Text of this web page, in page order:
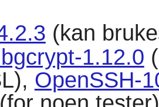
(kan
1.12.0
OpenSSH-